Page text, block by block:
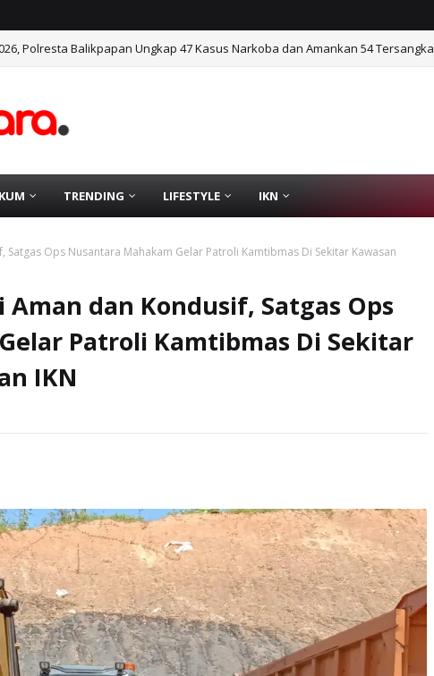
Polresta Balikpapan Ungkap 47 Kasus Narkoba dan Amankan 54 Tersangka
TRENDING LIFESTYLE IKN
Satgas Ops Nusantara Mahakam Gelar Patroli Kamtibmas Di Sekitar Kawasan
dan Kondusif, Satgas Ops
Patroli Kamtibmas Di Sekitar
IKN